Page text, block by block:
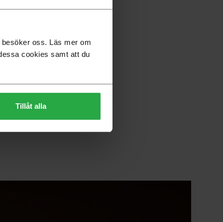
oss. Läs mer om
cookies samt att du
Tillåt alla
Här växer våra